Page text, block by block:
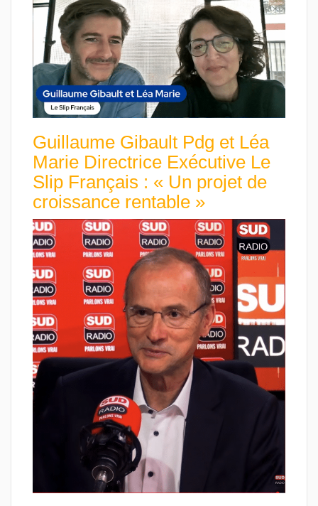
Guillaume Gibault Pdg et Léa
Marie Directrice Exécutive Le
Slip Français : « Un projet de
croissance rentable »